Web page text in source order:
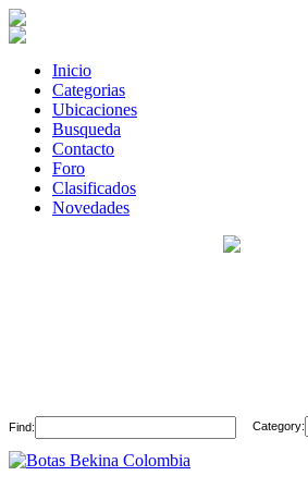
Inicio
Categorias
Ubicaciones
Busqueda
Contacto
Foro
Clasificados
Novedades
Find: Category: